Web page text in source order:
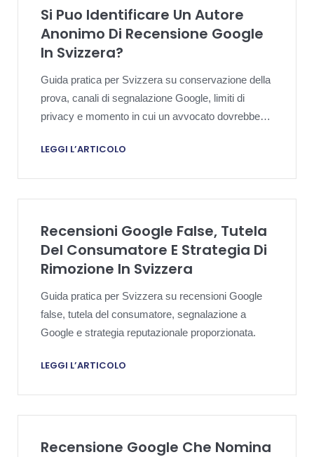
Si Puo Identificare Un Autore
Anonimo Di Recensione Google
In Svizzera?
Guida pratica per Svizzera su conservazione della
prova, canali di segnalazione Google, limiti di
privacy e momento in cui un avvocato dovrebbe
LEGGI L’ARTICOLO
Recensioni Google False, Tutela
Del Consumatore E Strategia Di
Rimozione In Svizzera
Guida pratica per Svizzera su recensioni Google
false, tutela del consumatore, segnalazione a
Google e strategia reputazionale proporzionata.
LEGGI L’ARTICOLO
Recensione Google Che Nomina